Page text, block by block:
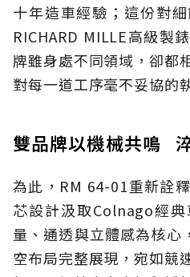
十年造車經驗；這份對
RICHARD MILLE高級製
牌雖身處不同領域，卻都
對每一道工序毫不妥協的
雙品牌以機械共鳴
為此，RM 64-01重新詮
芯設計汲取Colnago經
量、通透與立體感為核心
空布局完整展現，宛如競